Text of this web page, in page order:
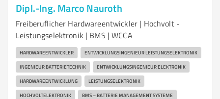
Dipl.-Ing. Marco Nauroth
Freiberuflicher Hardwareentwickler | Hochvolt -
Leistungselektronik | BMS | WCCA
HARDWAREENTWICKLER ENTWICKLUNGSINGENIEUR LEISTUNGSELEKTRONIK
INGENIEUR BATTERIETECHNIK ENTWICKLUNGSINGENIEUR ELEKTRONIK
HARDWAREENTWICKLUNG LEISTUNGSELEKTRONIK
HOCHVOLTELEKTRONIK BMS – BATTERIE MANAGEMENT SYSTEME